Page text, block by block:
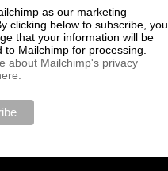
as our marketing
clicking below to subscribe, you
that your information will be
to Mailchimp for processing.
about Mailchimp's privacy